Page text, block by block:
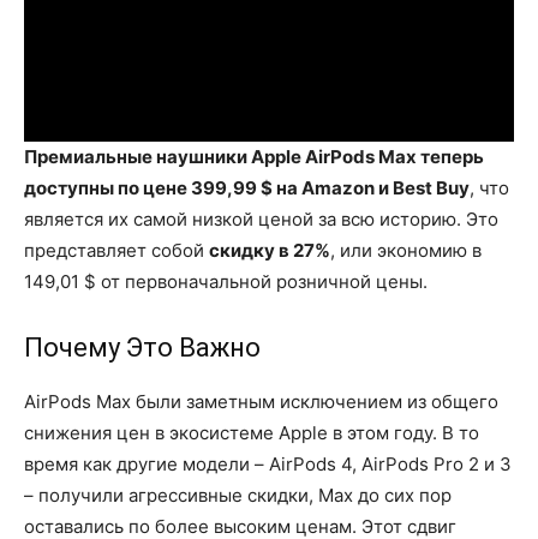
Премиальные наушники Apple AirPods Max теперь
доступны по цене 399,99 $ на Amazon и Best Buy, что
является их самой низкой ценой за всю историю. Это
представляет собой скидку в 27%, или экономию в
149,01 $ от первоначальной розничной цены.
Почему Это Важно
AirPods Max были заметным исключением из общего
снижения цен в экосистеме Apple в этом году. В то
время как другие модели – AirPods 4, AirPods Pro 2 и 3
– получили агрессивные скидки, Max до сих пор
оставались по более высоким ценам. Этот сдвиг